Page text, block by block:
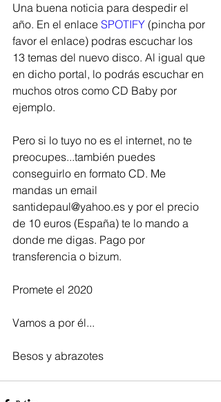
Una buena noticia para despedir el
año. En el enlace SPOTIFY (pincha por
favor el enlace) podras escuchar los
13 temas del nuevo disco. Al igual que
en dicho portal, lo podrás escuchar en
muchos otros como CD Baby por
ejemplo.
Pero si lo tuyo no es el internet, no te
preocupes...también puedes
conseguirlo en formato CD. Me
mandas un email
santidepaul@yahoo.es y por el precio
de 10 euros (España) te lo mando a
donde me digas. Pago por
transferencia o bizum.
Promete el 2020
Vamos a por él...
Besos y abrazotes